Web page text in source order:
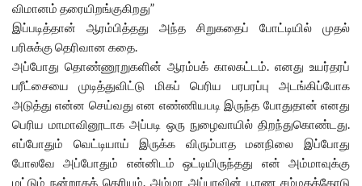
விமானம் தரையிறங்குகிறது”
இப்படித்தான் ஆரம்பித்தது அந்த சிறுகதைப் போட்டியில் முதல்
பரிசுக்கு தெரிவான கதை.
அப்போது தொண்ணூறுகளின் ஆரம்பக் காலகட்டம். எனது உயர்தரப்
பரீட்சையை முடித்துவிட்டு மிகப் பெரிய பரபரப்பு அடங்கிப்போக
அடுத்து என்ன செய்வது என எண்ணியபடி இருந்த போதுதான் எனது
பெரிய மாமாவினூடாக அப்படி ஒரு நுழைவாயில் திறந்துகொண்டது.
எப்போதும் வெட்டியாய் இருக்க விரும்பாத மனநிலை இப்போது
போலவே அப்போதும் என்னிடம் ஒட்டியிருந்தது என் அம்மாவுக்கு
மட்டும் நன்றாகத் தெரியும். அம்மா அப்பாவின் பூரண சம்மதத்தோடு